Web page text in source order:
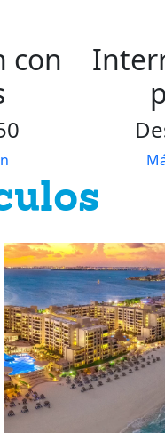
con